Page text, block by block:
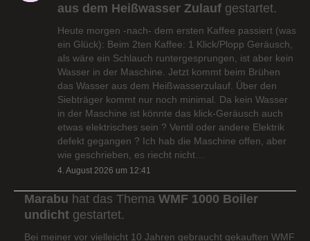
aus dem Heißwasser Zulauf gestartet.
Heute morgen -nach- dem ersten Kaffee passiert (was
ein Glück): Beim 2ten Kaffee: 1 Klick/Plopp Geräusch,
als wäre ein Schlauch runtergesprungen, ist aber kein
Wasser in der Maschine. Jetzt kommt beim Brühen
das Wasser aus dem Heißwasserzulauf. Über den
Siebträger kommt nur noch minimal. Da kein Wasser
in der Maschine ist könnte das klick-Geräusch auch
etwas elektrisches sein ? Ventil oder andere Elektrik
defekt gegangen ? Ich hab die Maschine offen, aber
wie geschrieben, es riecht nicht…
4. August 2026 um 12:41
Marabu hat das Thema WMF 1000 Boiler
undicht gestartet.
Bei meiner vor vielleicht 10 Jahren gebraucht gekauften WMF